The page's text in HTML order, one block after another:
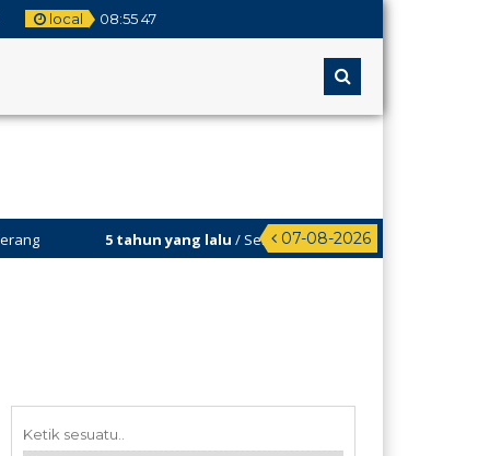
local 08:55 48
07-08-2026
5 tahun yang lalu/ Selamat Datang di Web MA Assalamiyah